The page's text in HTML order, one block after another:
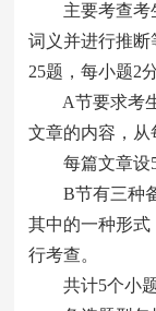
主要考查考生
词义并进行推
25题，每小题2
A节要求考生
文章的内容，从
每篇文章设5
B节有三种备
其中的一种形式
行考查。
共计5个小题